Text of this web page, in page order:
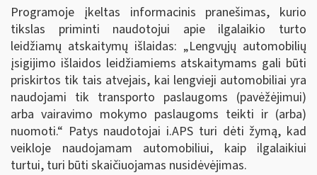
Programoje įkeltas informacinis pranešimas, kurio
tikslas priminti naudotojui apie ilgalaikio turto
leidžiamų atskaitymų išlaidas: „Lengvųjų automobilių
įsigijimo išlaidos leidžiamiems atskaitymams gali būti
priskirtos tik tais atvejais, kai lengvieji automobiliai yra
naudojami tik transporto paslaugoms (pavėžėjimui)
arba vairavimo mokymo paslaugoms teikti ir (arba)
nuomoti.“ Patys naudotojai i.APS turi dėti žymą, kad
veikloje naudojamam automobiliui, kaip ilgalaikiui
turtui, turi būti skaičiuojamas nusidėvėjimas.